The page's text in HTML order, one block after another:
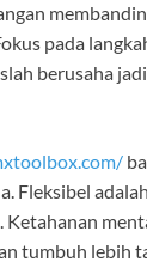
pada
berusaha
Fleksibel
Ketahanan
tumbuh lebih